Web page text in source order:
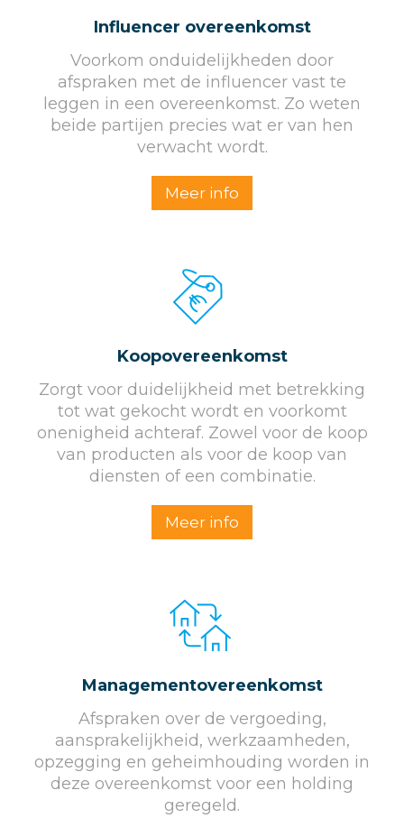
Influencer overeenkomst
Voorkom onduidelijkheden door
afspraken met de influencer vast te
leggen in een overeenkomst. Zo weten
beide partijen precies wat er van hen
verwacht wordt.
Meer info
Koopovereenkomst
Zorgt voor duidelijkheid met betrekking
tot wat gekocht wordt en voorkomt
onenigheid achteraf. Zowel voor de koop
van producten als voor de koop van
diensten of een combinatie.
Meer info
Managementovereenkomst
Afspraken over de vergoeding,
aansprakelijkheid, werkzaamheden,
opzegging en geheimhouding worden in
deze overeenkomst voor een holding
geregeld.